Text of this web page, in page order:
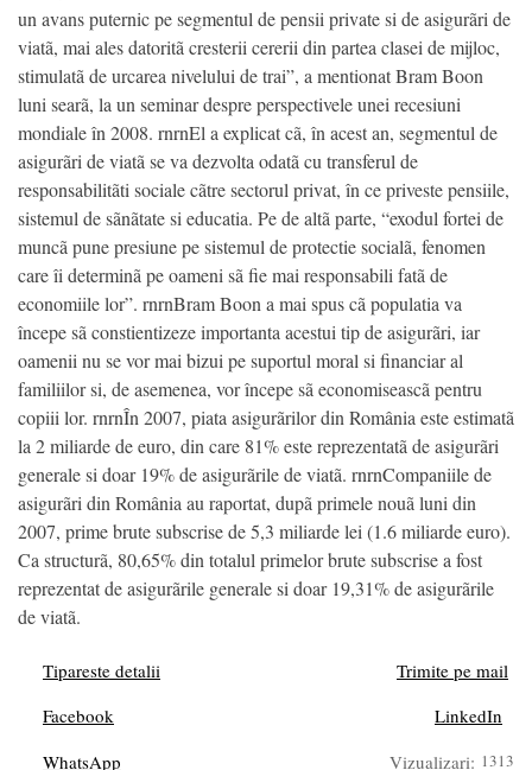
un avans puternic pe segmentul de pensii private si de asigurãri de
viatã, mai ales datoritã cresterii cererii din partea clasei de mijloc,
stimulatã de urcarea nivelului de trai”, a mentionat Bram Boon
luni searã, la un seminar despre perspectivele unei recesiuni
mondiale în 2008. rnrnEl a explicat cã, în acest an, segmentul de
asigurãri de viatã se va dezvolta odatã cu transferul de
responsabilitãti sociale cãtre sectorul privat, în ce priveste pensiile,
sistemul de sãnãtate si educatia. Pe de altã parte, “exodul fortei de
muncã pune presiune pe sistemul de protectie socialã, fenomen
care îi determinã pe oameni sã fie mai responsabili fatã de
economiile lor”. rnrnBram Boon a mai spus cã populatia va
începe sã constientizeze importanta acestui tip de asigurãri, iar
oamenii nu se vor mai bizui pe suportul moral si financiar al
familiilor si, de asemenea, vor începe sã economiseascã pentru
copiii lor. rnrnÎn 2007, piata asigurãrilor din România este estimatã
la 2 miliarde de euro, din care 81% este reprezentatã de asigurãri
generale si doar 19% de asigurãrile de viatã. rnrnCompaniile de
asigurãri din România au raportat, dupã primele nouã luni din
2007, prime brute subscrise de 5,3 miliarde lei (1.6 miliarde euro).
Ca structurã, 80,65% din totalul primelor brute subscrise a fost
reprezentat de asigurãrile generale si doar 19,31% de asigurãrile
de viatã.
Tipareste detalii
Trimite pe mail
Facebook
LinkedIn
WhatsApp
Vizualizari: 1313